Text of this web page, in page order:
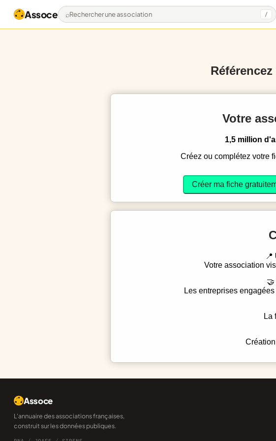
Assoce Rechercher une association /
Votre
1,5 million
Créez ou complétez
Créer ma fiche
Votre association
Les entreprises
La
Assoce
L'annuaire des associations françaises,
construit sur les données publiques.